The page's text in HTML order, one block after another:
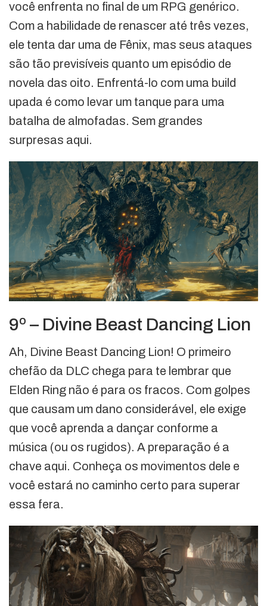
você enfrenta no final de um RPG genérico.
Com a habilidade de renascer até três vezes,
ele tenta dar uma de Fênix, mas seus ataques
são tão previsíveis quanto um episódio de
novela das oito. Enfrentá-lo com uma build
upada é como levar um tanque para uma
batalha de almofadas. Sem grandes
surpresas aqui.
9º – Divine Beast Dancing Lion
Ah, Divine Beast Dancing Lion! O primeiro
chefão da DLC chega para te lembrar que
Elden Ring não é para os fracos. Com golpes
que causam um dano considerável, ele exige
que você aprenda a dançar conforme a
música (ou os rugidos). A preparação é a
chave aqui. Conheça os movimentos dele e
você estará no caminho certo para superar
essa fera.